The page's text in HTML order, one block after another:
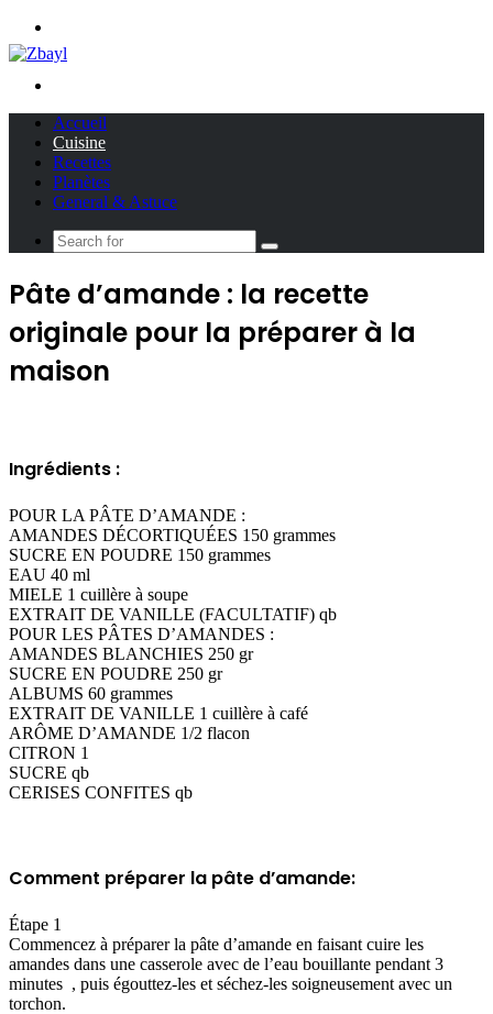
Accueil
Cuisine
Recettes
Planètes
General & Astuce
Search
Pâte d’amande : la recette
originale pour la préparer à la
maison
Ingrédients :
POUR LA PÂTE D’AMANDE :
AMANDES DÉCORTIQUÉES 150 grammes
SUCRE EN POUDRE 150 grammes
EAU 40 ml
MIELE 1 cuillère à soupe
EXTRAIT DE VANILLE (FACULTATIF) qb
POUR LES PÂTES D’AMANDES :
AMANDES BLANCHIES 250 gr
SUCRE EN POUDRE 250 gr
ALBUMS 60 grammes
EXTRAIT DE VANILLE 1 cuillère à café
ARÔME D’AMANDE 1/2 flacon
CITRON 1
SUCRE qb
CERISES CONFITES qb
Comment préparer la pâte d’amande:
Étape 1
Commencez à préparer la pâte d’amande en faisant cuire les
amandes dans une casserole avec de l’eau bouillante pendant 3
minutes , puis égouttez-les et séchez-les soigneusement avec un
torchon.